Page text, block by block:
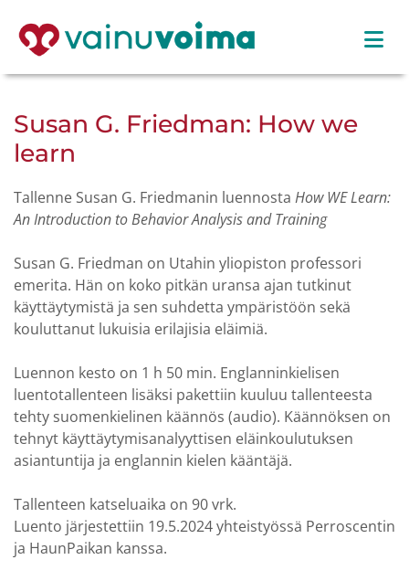
Susan G. Friedman: How we
learn
Tallenne Susan G. Friedmanin luennosta How WE Learn:
An Introduction to Behavior Analysis and Training
Susan G. Friedman on Utahin yliopiston professori
emerita. Hän on koko pitkän uransa ajan tutkinut
käyttäytymistä ja sen suhdetta ympäristöön sekä
kouluttanut lukuisia erilajisia eläimiä.
Luennon kesto on 1 h 50 min. Englanninkielisen
luentotallenteen lisäksi pakettiin kuuluu tallenteesta
tehty suomenkielinen käännös (audio). Käännöksen on
tehnyt käyttäytymisanalyyttisen eläinkoulutuksen
asiantuntija ja englannin kielen kääntäjä.
Tallenteen katseluaika on 90 vrk.
Luento järjestettiin 19.5.2024 yhteistyössä Perroscentin
ja HaunPaikan kanssa.